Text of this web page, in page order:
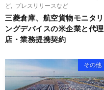
ど
プレスリリースなど
三菱倉庫、航空貨物モニタリ
ングデバイスの米企業と代理
店・業務提携契約
その他